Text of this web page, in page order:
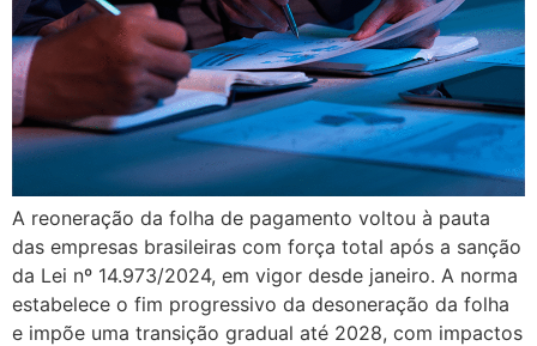
A reoneração da folha de pagamento voltou à pauta
das empresas brasileiras com força total após a sanção
da Lei nº 14.973/2024, em vigor desde janeiro. A norma
estabelece o fim progressivo da desoneração da folha
e impõe uma transição gradual até 2028, com impactos